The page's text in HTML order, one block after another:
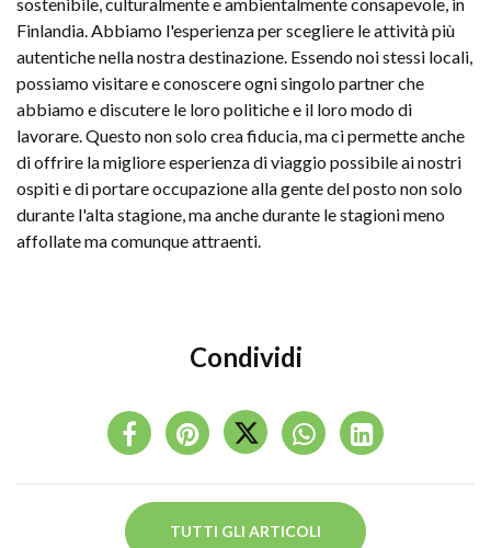
Finlandia. Abbiamo l'esperienza per scegliere le attività più
autentiche nella nostra destinazione. Essendo noi stessi locali,
possiamo visitare e conoscere ogni singolo partner che
abbiamo e discutere le loro politiche e il loro modo di
lavorare. Questo non solo crea fiducia, ma ci permette anche
di offrire la migliore esperienza di viaggio possibile ai nostri
ospiti e di portare occupazione alla gente del posto non solo
durante l'alta stagione, ma anche durante le stagioni meno
affollate ma comunque attraenti.
Condividi
TUTTI GLI ARTICOLI